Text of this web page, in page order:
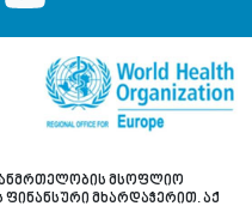
მსოფლიო
მხარდაჭერით. აქ